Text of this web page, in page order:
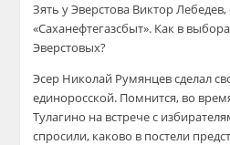
Зять у Эверстова Виктор
«Саханефтегазсбыт». Как в
Эверстовых?
Эсер Николай Румянцев сделал
единоросской. Помнится, во
Тулагино на встрече с
спросили, каково в постели